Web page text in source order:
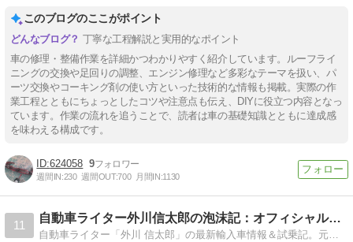
このブログのここがポイント
丁寧な工程解説と実用的なポイント
車の修理・整備作業を詳細かつわかりやすく紹介しています。ルーフライ
ニングの交換や足回りの調整、エンジン修理など多彩なテーマを扱い、パ
ーツ交換やコーキング剤の使い方といった技術的な情報も掲載。実際の作
業工程とともにちょっとしたコツや注意点も伝え、DIYに役立つ内容となっ
ています。作業の流れを追うことで、読者は車の基礎知識とともに達成感
を味わえる構成です。
624058 9
週間IN:230 週間OUT:700 月間IN:1130
11
自動車ライター外川信太郎の泡沫記：オフィシャルブログ
自動車ライター「外川 信太郎」の最新輸入車情報＆試乗記。元テストドライバー、大手輸入車専門誌編集顧問を経てフリーに。この道25年のキャリアで最新輸入車情報を毎日お伝えします。愛車は日本上陸第一号車のルノートゥインゴとVWポロ、小ベンツ。